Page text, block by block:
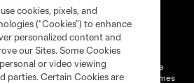
Information
Cookies Settings
Soccer and MLS name and shield are
League Soccer, L.L.C. (“MLS”). The names
cookies, pixels, and
(“Cookies”) to enhance
personalized content and
our Sites. Some Cookies
or video viewing
parties. Certain Cookies are